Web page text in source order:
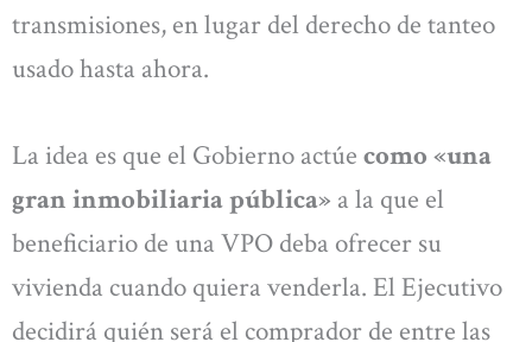
transmisiones, en lugar del derecho de tanteo
usado hasta ahora.
La idea es que el Gobierno actúe como «una
gran inmobiliaria pública» a la que el
beneficiario de una VPO deba ofrecer su
vivienda cuando quiera venderla. El Ejecutivo
decidirá quién será el comprador de entre las